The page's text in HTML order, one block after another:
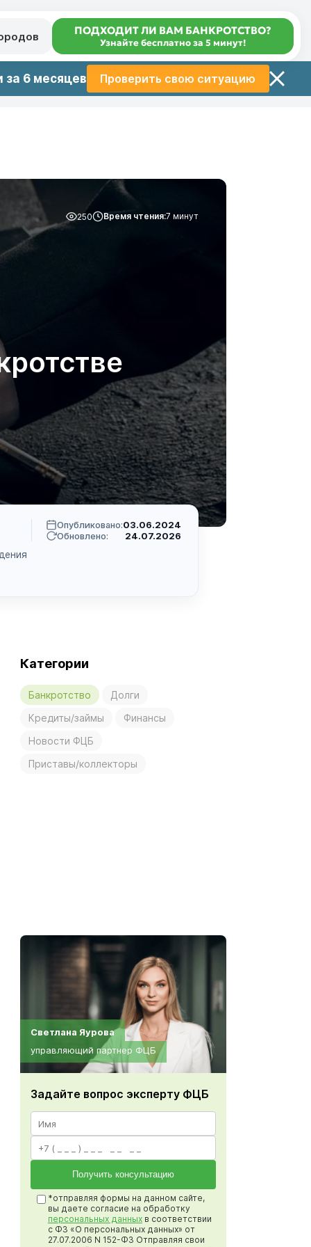
ПОДХОДИТ ЛИ ВАМ БАНКРОТСТВО?
Узнайте бесплатно за 5 минут!
за 6 месяцев Проверить свою ситуацию
250 Время чтения:7 минут
Опубликовано:03.06.2024
Обновлено:
24.07.2026
Категории
Банкротство
Долги
Кредиты/займы
Финансы
Новости ФЦБ
Приставы/коллекторы
Светлана Яурова
управляющий партнер ФЦБ
Задайте вопрос эксперту ФЦБ
Получить консультацию
*отправляя формы на данном сайте,
вы даете согласие на обработку
персональных данныхв соответствии
с ФЗ «О персональных данных» от
27.07.2006 N 152-ФЗ Отправляя свои